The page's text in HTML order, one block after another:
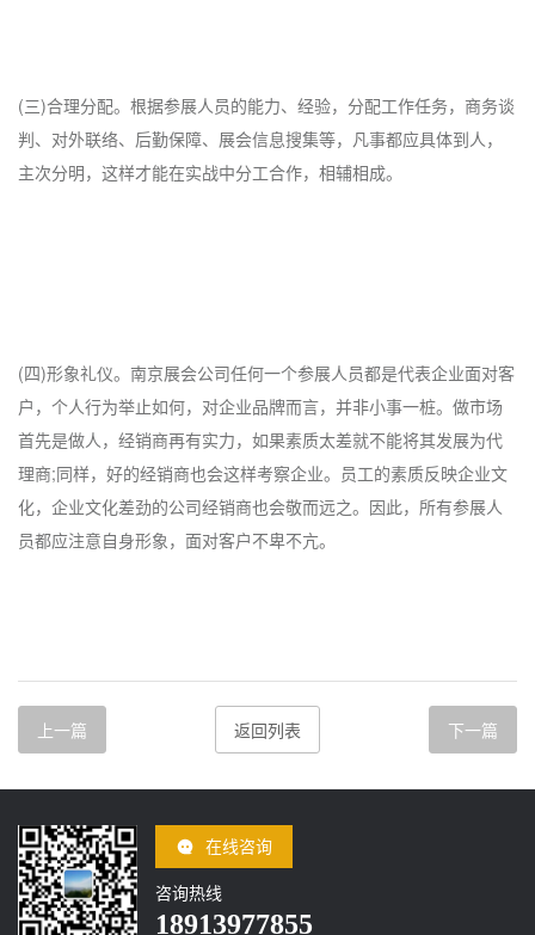
(三)合理分配。根据参展人员的能力、经验，分配工作任务，商务谈
判、对外联络、后勤保障、展会信息搜集等，凡事都应具体到人，
主次分明，这样才能在实战中分工合作，相辅相成。
(四)形象礼仪。南京展会公司任何一个参展人员都是代表企业面对客
户，个人行为举止如何，对企业品牌而言，并非小事一桩。做市场
首先是做人，经销商再有实力，如果素质太差就不能将其发展为代
理商;同样，好的经销商也会这样考察企业。员工的素质反映企业文
化，企业文化差劲的公司经销商也会敬而远之。因此，所有参展人
员都应注意自身形象，面对客户不卑不亢。
上一篇 返回列表 下一篇
在线咨询
咨询热线
18913977855